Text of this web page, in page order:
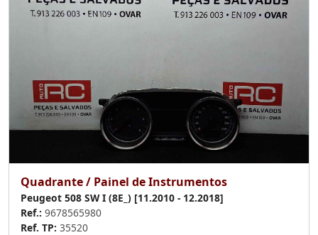
Quadrante / Painel de Instrumentos
Peugeot 508 SW I (8E_) [11.2010 - 12.2018]
Ref.: 9678565980
Ref. TP: 35520